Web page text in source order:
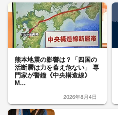
熊本地震の影響は？「四国の
活断層は力を蓄え危ない」 専
門家が警鐘《中央構造線》
M...
2026年8月4日